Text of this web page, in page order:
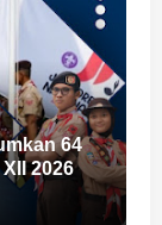
64
2026